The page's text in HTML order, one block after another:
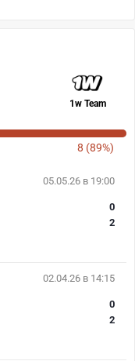
1w Team
8 (89%)
05.05.26 в 19:00
0
2
02.04.26 в 14:15
0
2